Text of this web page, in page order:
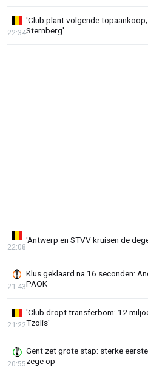
'Club plant volgende
Sternberg'
22:34
'Antwerp en STVV kruisen de
22:08
Klus geklaard na 16 seconden:
PAOK
21:43
'Club dropt transferbom: 12
Tzolis'
21:22
Gent zet grote stap: sterke
zege op
20:55